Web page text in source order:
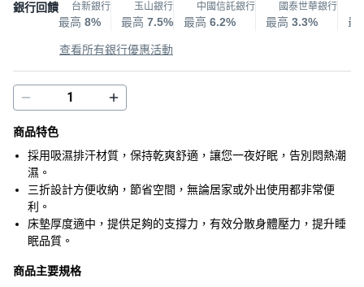
銀行回饋 台新銀行
最高 8%
玉山銀行
最高 7.5%
中國信託銀行
最高 6.2%
國泰世華銀行
最高 3.3% 最
查看所有銀行優惠活動
商品特色
採用吸濕排汗材質，保持乾爽舒適，讓您一夜好眠，告別悶熱潮
濕。
三折設計方便收納，節省空間，無論居家或外出使用都非常便
利。
床墊厚度適中，提供足夠的支撐力，有效分散身體壓力，提升睡
眠品質。
商品主要規格